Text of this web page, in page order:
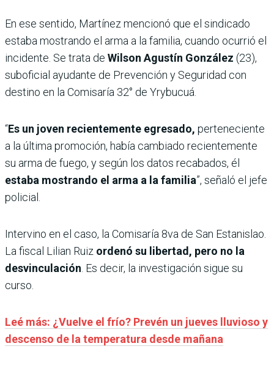
En ese sentido, Martínez mencionó que el sindicado
estaba mostrando el arma a la familia, cuando ocurrió el
incidente. Se trata de Wilson Agustín González (23),
suboficial ayudante de Prevención y Seguridad con
destino en la Comisaría 32° de Yrybucuá.
“Es un joven recientemente egresado, perteneciente
a la última promoción, había cambiado recientemente
su arma de fuego, y según los datos recabados, él
estaba mostrando el arma a la familia”, señaló el jefe
policial.
Intervino en el caso, la Comisaría 8va de San Estanislao.
La fiscal Lilian Ruiz ordenó su libertad, pero no la
desvinculación . Es decir, la investigación sigue su
curso.
Leé más: ¿Vuelve el frío? Prevén un jueves lluvioso y
descenso de la temperatura desde mañana